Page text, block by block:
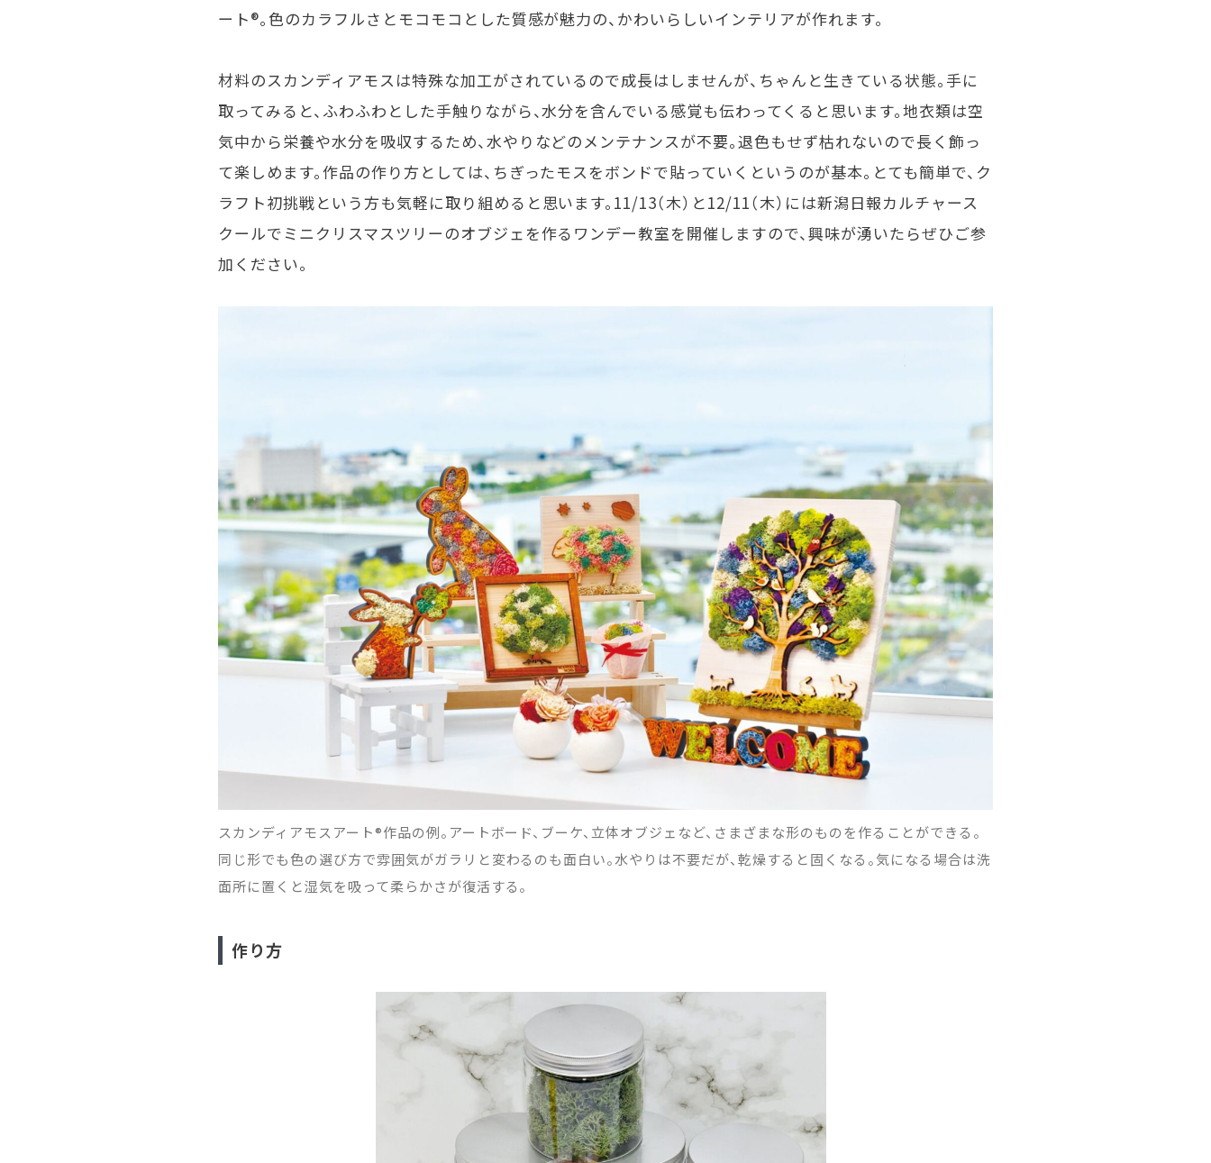
ート®。色のカラフルさとモコモコとした質感が魅力の、かわいらしいインテリアが作れます。
材料のスカンディアモスは特殊な加工がされているので成長はしませんが、ちゃんと生きている状態。手に
取ってみると、ふわふわとした手触りながら、水分を含んでいる感覚も伝わってくると思います。地衣類は空
気中から栄養や水分を吸収するため、水やりなどのメンテナンスが不要。退色もせず枯れないので長く飾っ
て楽しめます。作品の作り方としては、ちぎったモスをボンドで貼っていくというのが基本。とても簡単で、ク
ラフト初挑戦という方も気軽に取り組めると思います。11/13（木）と12/11（木）には新潟日報カルチャース
クールでミニクリスマスツリーのオブジェを作るワンデー教室を開催しますので、興味が湧いたらぜひご参
加ください。
スカンディアモスアート®作品の例。アートボード、ブーケ、立体オブジェなど、さまざまな形のものを作ることができる。
同じ形でも色の選び方で雰囲気がガラリと変わるのも面白い。水やりは不要だが、乾燥すると固くなる。気になる場合は洗
面所に置くと湿気を吸って柔らかさが復活する。
作り方